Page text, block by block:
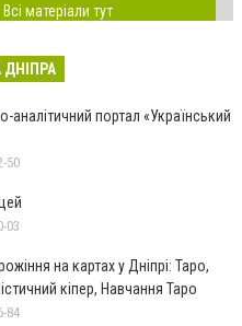
Всі матеріали тут
аналітичний портал «Український
50
03
на картах у Дніпрі: Таро,
кіпер, Навчання Таро
84